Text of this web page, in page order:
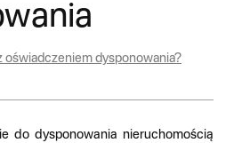
oświadczeniem dysponowania?
do dysponowania nieruchomością